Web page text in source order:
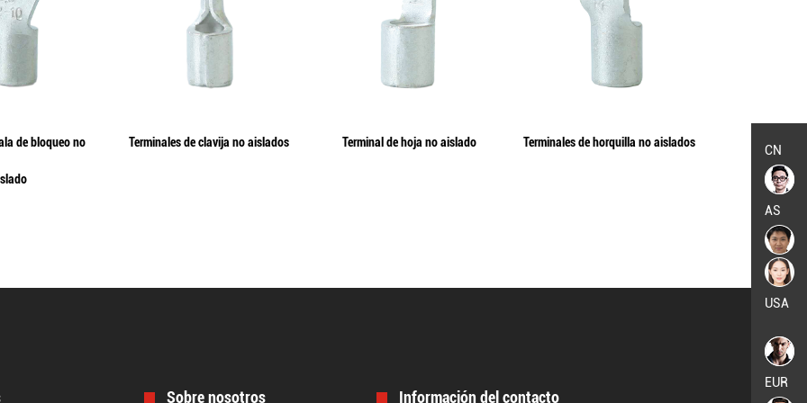
de bloqueo no Terminales de clavija no aislados Terminal de hoja no aislado Terminales de horquilla no aislados Terminal de
Sobre nosotros Información del contacto
CN
AS
USA
EUR